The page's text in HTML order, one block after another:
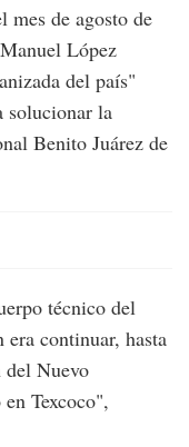
mes de agosto de
López
del país"
solucionar la
Benito Juárez de
técnico del
continuar, hasta
Nuevo
Texcoco",